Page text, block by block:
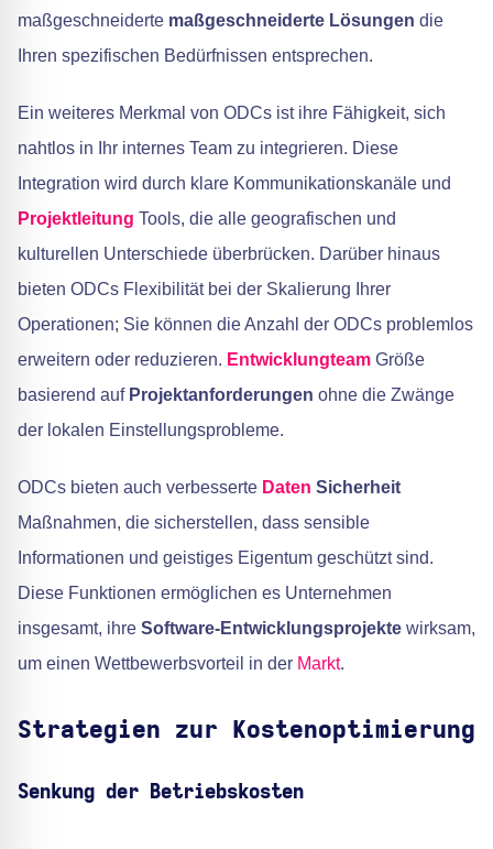
maßgeschneiderte maßgeschneiderte Lösungen die
Ihren spezifischen Bedürfnissen entsprechen.
Ein weiteres Merkmal von ODCs ist ihre Fähigkeit, sich
nahtlos in Ihr internes Team zu integrieren. Diese
Integration wird durch klare Kommunikationskanäle und
Projektleitung Tools, die alle geografischen und
kulturellen Unterschiede überbrücken. Darüber hinaus
bieten ODCs Flexibilität bei der Skalierung Ihrer
Operationen; Sie können die Anzahl der ODCs problemlos
erweitern oder reduzieren. Entwicklungteam Größe
basierend auf Projektanforderungen ohne die Zwänge
der lokalen Einstellungsprobleme.
ODCs bieten auch verbesserte Daten Sicherheit
Maßnahmen, die sicherstellen, dass sensible
Informationen und geistiges Eigentum geschützt sind.
Diese Funktionen ermöglichen es Unternehmen
insgesamt, ihre Software-Entwicklungsprojekte wirksam,
um einen Wettbewerbsvorteil in der Markt.
Strategien zur Kostenoptimierung
Senkung der Betriebskosten